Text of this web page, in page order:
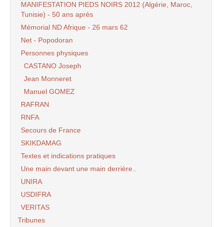
MANIFESTATION PIEDS NOIRS 2012 (Algérie, Maroc,
Tunisie) - 50 ans après
Mémorial ND Afrique - 26 mars 62
Net - Popodoran
Personnes physiques
CASTANO Joseph
Jean Monneret
Manuel GOMEZ
RAFRAN
RNFA
Secours de France
SKIKDAMAG
Textes et indications pratiques
Une main devant une main derrière..
UNIRA
USDIFRA
VERITAS
Tribunes